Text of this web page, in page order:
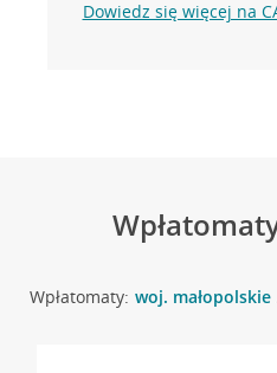
Dowiedz się więcej na
Wpłatomaty: woj. małopolskie